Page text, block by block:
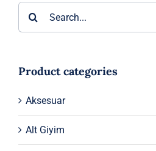
3.250 ₺.
Product categories
Aksesuar
Alt Giyim